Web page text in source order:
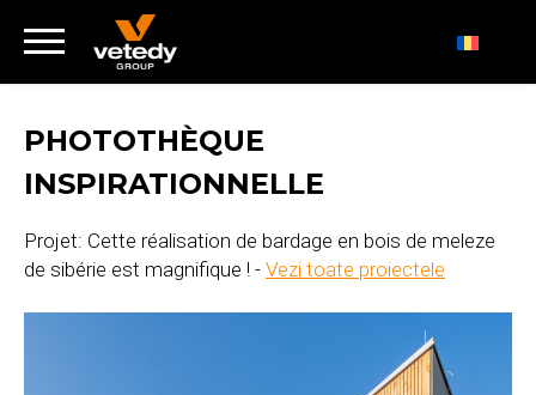
PHOTOTHÈQUE
INSPIRATIONNELLE
Projet: Cette réalisation de bardage en bois de meleze
de sibérie est magnifique ! - Vezi toate proiectele